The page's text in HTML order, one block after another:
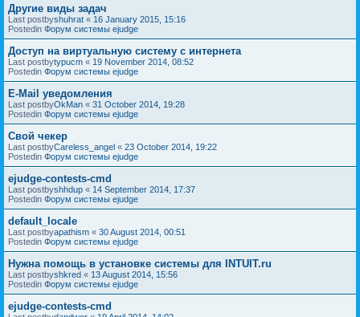
Другие виды задач
Last postbyshuhrat « 16 January 2015, 15:16
Postedin Форум системы ejudge
Доступ на виртуальную систему с интернета
Last postbytypucm « 19 November 2014, 08:52
Postedin Форум системы ejudge
E-Mail уведомления
Last postbyOkMan « 31 October 2014, 19:28
Postedin Форум системы ejudge
Свой чекер
Last postbyCareless_angel « 23 October 2014, 19:22
Postedin Форум системы ejudge
ejudge-contests-cmd
Last postbyshhdup « 14 September 2014, 17:37
Postedin Форум системы ejudge
default_locale
Last postbyapathism « 30 August 2014, 00:51
Postedin Форум системы ejudge
Нужна помощь в установке системы для INTUIT.ru
Last postbyshkred « 13 August 2014, 15:56
Postedin Форум системы ejudge
ejudge-contests-cmd